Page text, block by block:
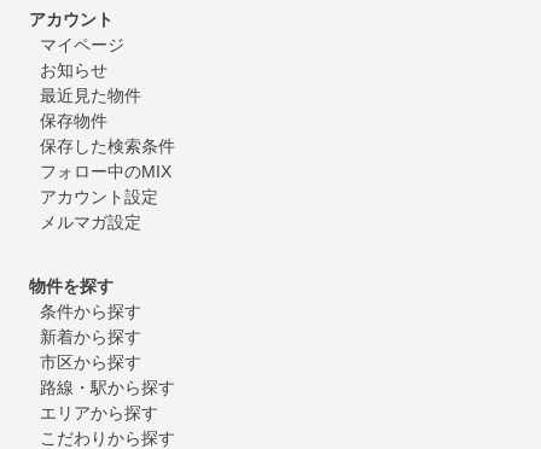
アカウント
マイページ
お知らせ
最近見た物件
保存物件
保存した検索条件
フォロー中のMIX
アカウント設定
メルマガ設定
物件を探す
条件から探す
新着から探す
市区から探す
路線・駅から探す
エリアから探す
こだわりから探す